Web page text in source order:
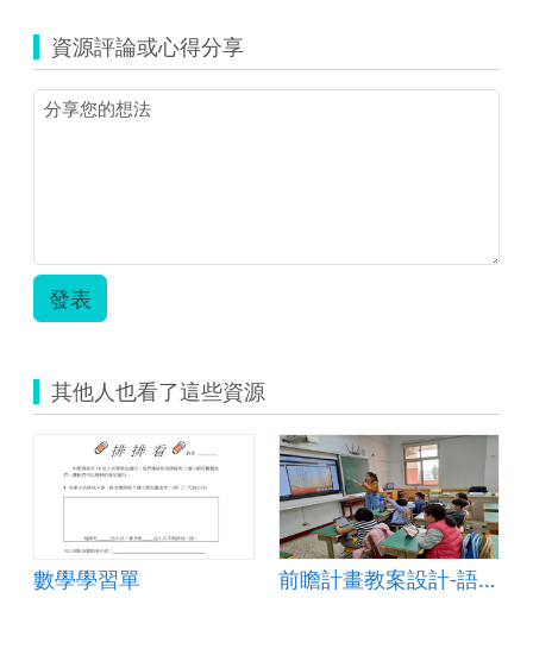
教
圖)lib.jpg
資源評論或心得分享
發表
其他人也看了這些資源
數學學習單 前瞻計畫教案設計-語文學習好好玩